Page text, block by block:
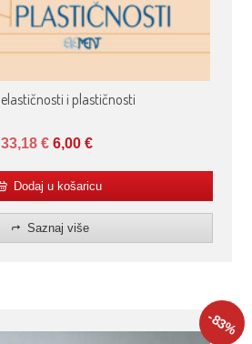
i plastičnosti
33,18€ 6,00 €
Dodaj u košaricu
Saznaj više
-83%